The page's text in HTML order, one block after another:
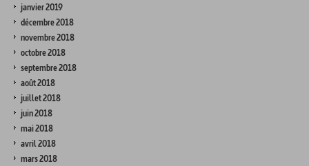
janvier 2019
décembre 2018
novembre 2018
octobre 2018
septembre 2018
août 2018
juillet 2018
juin 2018
mai 2018
avril 2018
mars 2018